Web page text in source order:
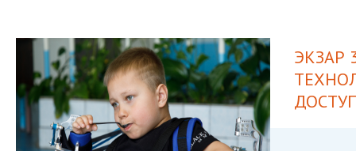
ЭКЗАР